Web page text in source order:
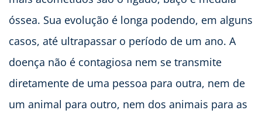
óssea. Sua evolução é longa podendo, em alguns
casos, até ultrapassar o período de um ano. A
doença não é contagiosa nem se transmite
diretamente de uma pessoa para outra, nem de
um animal para outro, nem dos animais para as